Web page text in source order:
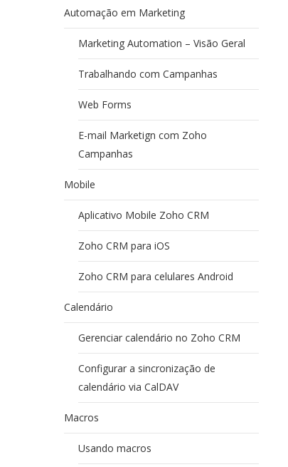
Automação em Marketing
Marketing Automation – Visão Geral
Trabalhando com Campanhas
Web Forms
E-mail Marketign com Zoho
Campanhas
Mobile
Aplicativo Mobile Zoho CRM
Zoho CRM para iOS
Zoho CRM para celulares Android
Calendário
Gerenciar calendário no Zoho CRM
Configurar a sincronização de
calendário via CalDAV
Macros
Usando macros